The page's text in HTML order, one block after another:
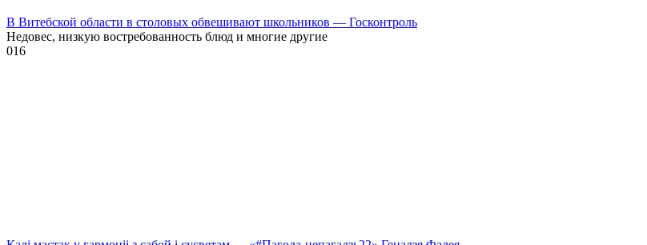
В Витебской области в столовых обвешивают школьников — Госконтроль
Недовес, низкую востребованность блюд и многие другие
016